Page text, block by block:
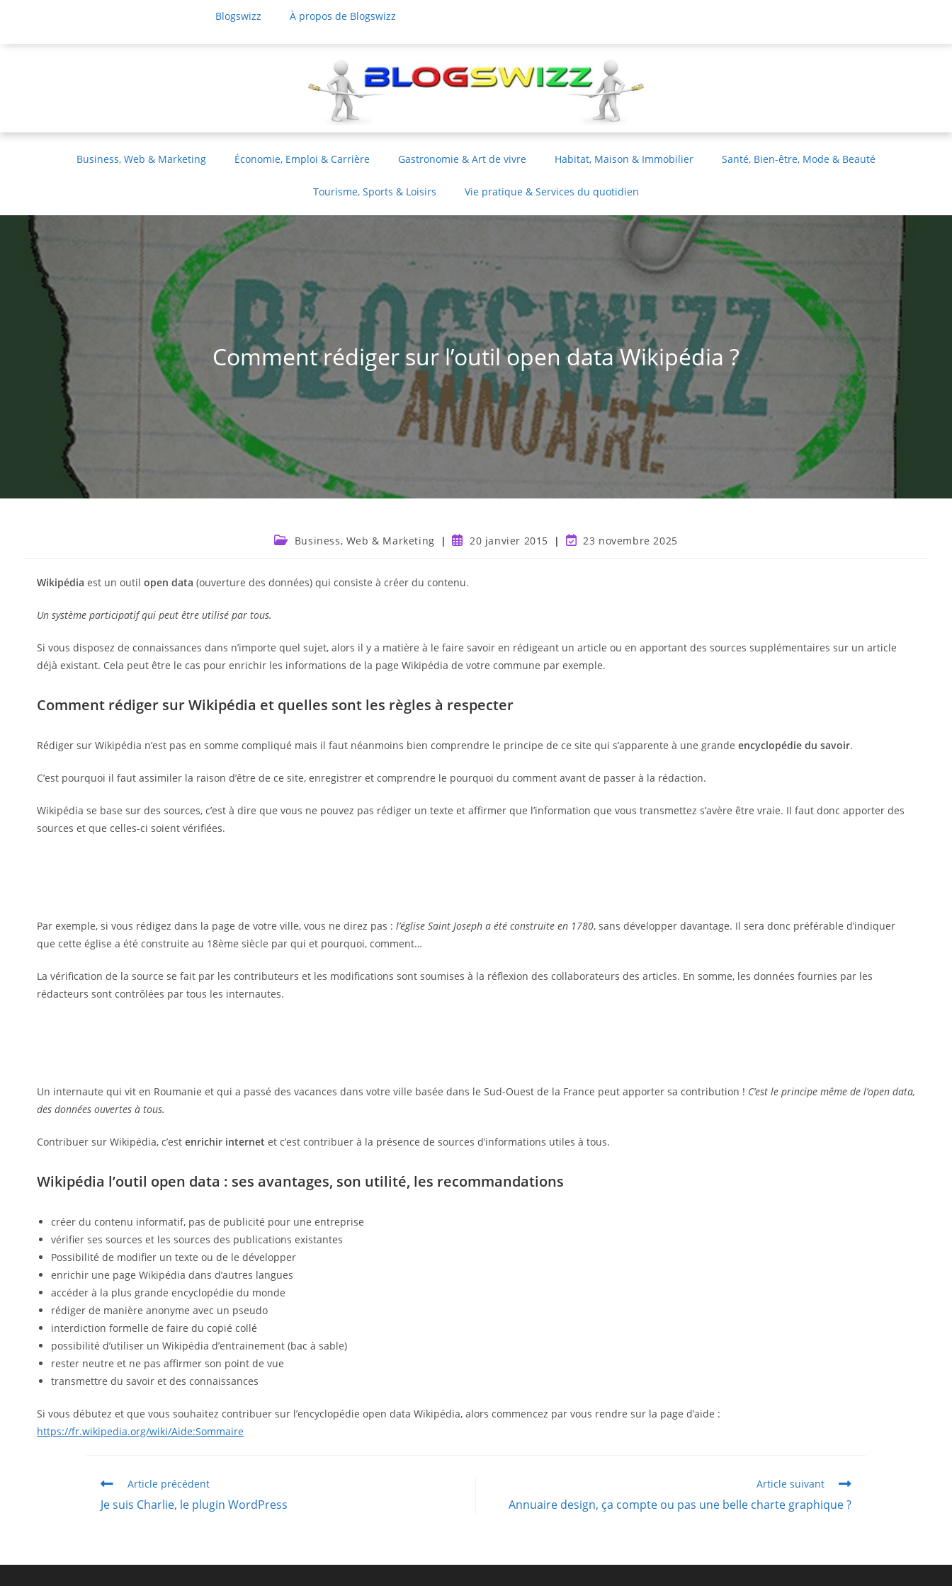
Blogswizz À propos de Blogswizz
Business, Web & Marketing Économie, Emploi & Carrière Gastronomie & Art de vivre Habitat, Maison & Immobilier Santé, Bien-être, Mode & Beauté
Tourisme, Sports & Loisirs Vie pratique & Services du quotidien
Comment rédiger sur l’outil open data Wikipédia ?
Business, Web & Marketing 20 janvier 2015 23 novembre 2025
Wikipédia est un outil open data (ouverture des données) qui consiste à créer du contenu.
Un système participatif qui peut être utilisé par tous.
Si vous disposez de connaissances dans n’importe quel sujet, alors il y a matière à le faire savoir en rédigeant un article ou en apportant des sources supplémentaires sur un article
déjà existant. Cela peut être le cas pour enrichir les informations de la page Wikipédia de votre commune par exemple.
Comment rédiger sur Wikipédia et quelles sont les règles à respecter
Rédiger sur Wikipédia n’est pas en somme compliqué mais il faut néanmoins bien comprendre le principe de ce site qui s’apparente à une grande encyclopédie du savoir.
C’est pourquoi il faut assimiler la raison d’être de ce site, enregistrer et comprendre le pourquoi du comment avant de passer à la rédaction.
Wikipédia se base sur des sources, c’est à dire que vous ne pouvez pas rédiger un texte et affirmer que l’information que vous transmettez s’avère être vraie. Il faut donc apporter des
sources et que celles-ci soient vérifiées.
Par exemple, si vous rédigez dans la page de votre ville, vous ne direz pas : l’église Saint Joseph a été construite en 1780, sans développer davantage. Il sera donc préférable d’indiquer
que cette église a été construite au 18ème siècle par qui et pourquoi, comment…
La vérification de la source se fait par les contributeurs et les modifications sont soumises à la réflexion des collaborateurs des articles. En somme, les données fournies par les
rédacteurs sont contrôlées par tous les internautes.
Un internaute qui vit en Roumanie et qui a passé des vacances dans votre ville basée dans le Sud-Ouest de la France peut apporter sa contribution ! C’est le principe même de l’open data,
des données ouvertes à tous.
Contribuer sur Wikipédia, c’est enrichir internet et c’est contribuer à la présence de sources d’informations utiles à tous.
Wikipédia l’outil open data : ses avantages, son utilité, les recommandations
créer du contenu informatif, pas de publicité pour une entreprise
vérifier ses sources et les sources des publications existantes
Possibilité de modifier un texte ou de le développer
enrichir une page Wikipédia dans d’autres langues
accéder à la plus grande encyclopédie du monde
rédiger de manière anonyme avec un pseudo
interdiction formelle de faire du copié collé
possibilité d’utiliser un Wikipédia d’entrainement (bac à sable)
rester neutre et ne pas affirmer son point de vue
transmettre du savoir et des connaissances
Si vous débutez et que vous souhaitez contribuer sur l’encyclopédie open data Wikipédia, alors commencez par vous rendre sur la page d’aide :
https://fr.wikipedia.org/wiki/Aide:Sommaire
Article précédent
Je suis Charlie, le plugin WordPress
Article suivant
Annuaire design, ça compte ou pas une belle charte graphique ?